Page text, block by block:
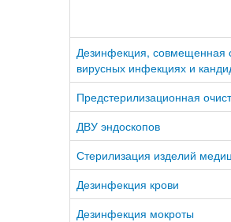
Дезинфекция,
вирусных инфекциях и
Предстерилизационная
ДВУ эндоскопов
Стерилизация изделий
Дезинфекция крови
Дезинфекция мокроты